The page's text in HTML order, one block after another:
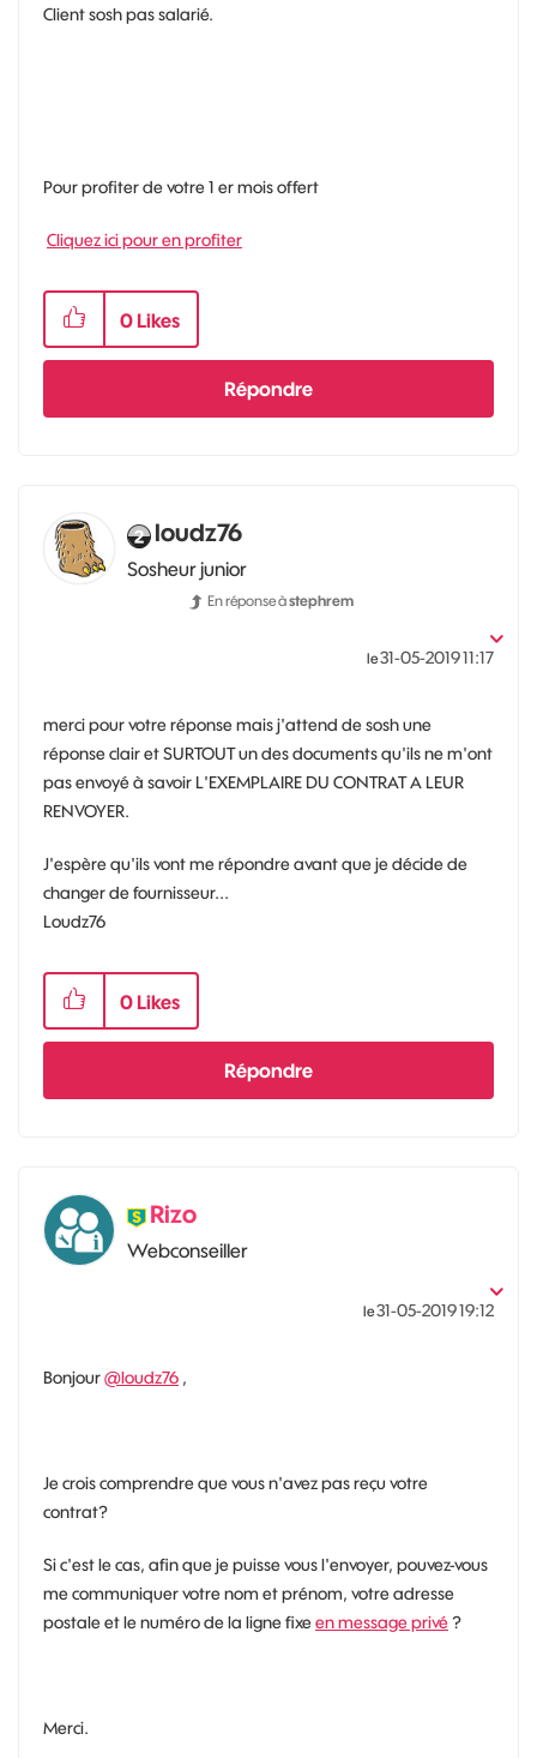
Client sosh pas salarié.
Pour profiter de votre 1 er mois offert
Cliquez ici pour en profiter
0 Likes
Répondre
loudz76
Sosheur junior
En réponse àstephrem
le‎31-05-201911:17
merci pour votre réponse mais j'attend de sosh une
réponse clair et SURTOUT un des documents qu'ils ne m'ont
pas envoyé à savoir L'EXEMPLAIRE DU CONTRAT A LEUR
RENVOYER.
J'espère qu'ils vont me répondre avant que je décide de
changer de fournisseur...
Loudz76
0 Likes
Répondre
Rizo
Webconseiller
le‎31-05-201919:12
Bonjour@loudz76 ,
Je crois comprendre que vous n'avez pas reçu votre
contrat?
Si c'est le cas, afin que je puisse vous l'envoyer, pouvez-vous
me communiquer votre nom et prénom, votre adresse
postale et le numéro de la ligne fixeen message privé ?
Merci.